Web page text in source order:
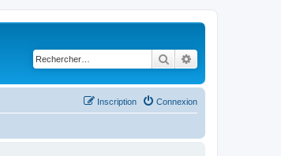
Rechercher
Connexion
Inscription